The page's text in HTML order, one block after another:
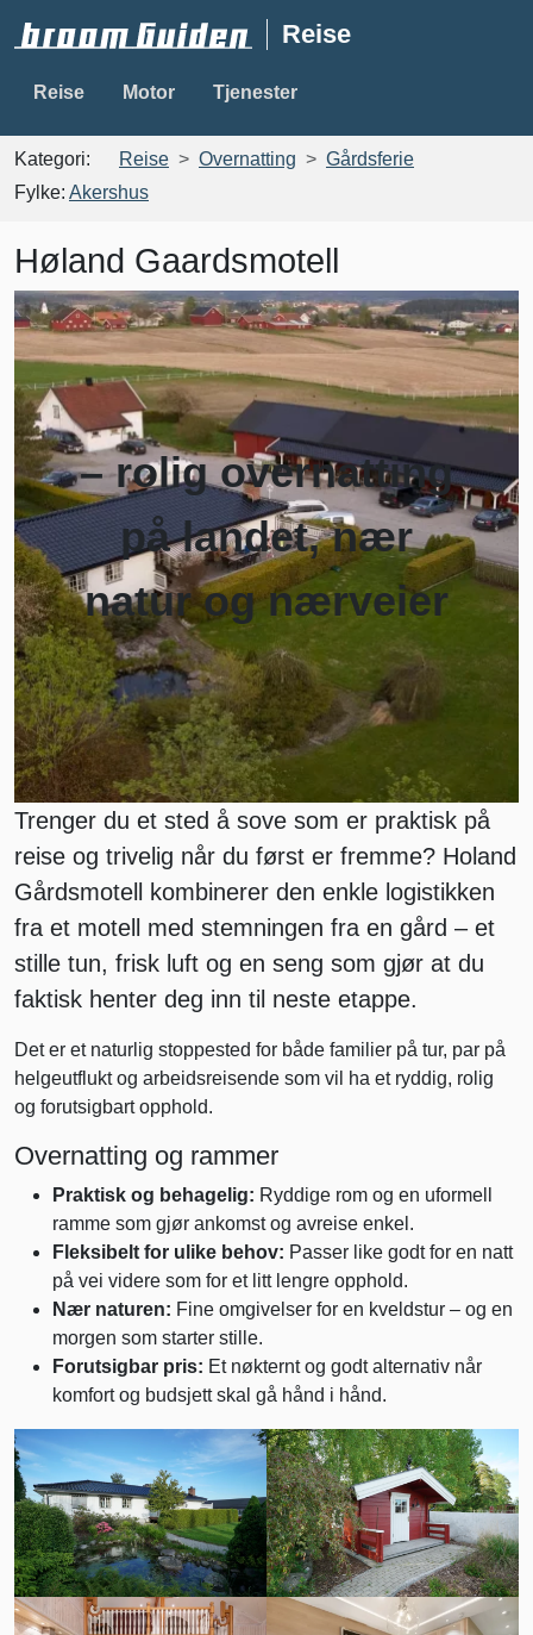
Reise
Reise Motor Tjenester
Kategori: Reise Overnatting
Gårdsferie
Fylke: Akershus
Høland Gaardsmotell
– rolig overnatting
på landet, nær
natur og nærveier
Trenger du et sted å sove som er praktisk på
reise og trivelig når du først er fremme? Holand
Gårdsmotell kombinerer den enkle logistikken
fra et motell med stemningen fra en gård – et
stille tun, frisk luft og en seng som gjør at du
faktisk henter deg inn til neste etappe.
Det er et naturlig stoppested for både familier på tur, par på
helgeutflukt og arbeidsreisende som vil ha et ryddig, rolig
og forutsigbart opphold.
Overnatting og rammer
Praktisk og behagelig: Ryddige rom og en uformell
ramme som gjør ankomst og avreise enkel.
Fleksibelt for ulike behov: Passer like godt for en natt
på vei videre som for et litt lengre opphold.
Nær naturen: Fine omgivelser for en kveldstur – og en
morgen som starter stille.
Forutsigbar pris: Et nøkternt og godt alternativ når
komfort og budsjett skal gå hånd i hånd.